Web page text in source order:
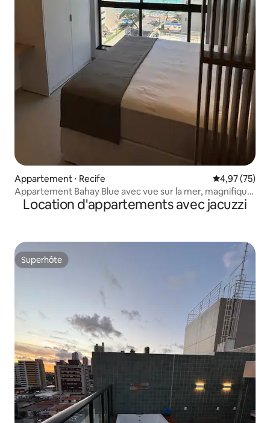
Appartement ⋅ Recife Évaluation
4,97 (75)
Appartement Bahay Blue avec vue sur la mer, magnifique,
bon voyage !
Location d'appartements avec jacuzzi
Superhôte
Superhôte